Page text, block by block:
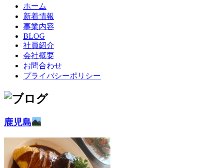
ホーム
新着情報
事業内容
BLOG
社員紹介
会社概要
お問合わせ
プライバシーポリシー
鹿児島